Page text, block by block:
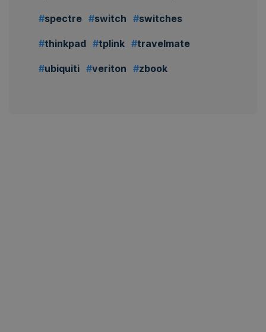
spectre switch switches
thinkpad tplink travelmate
ubiquiti veriton zbook